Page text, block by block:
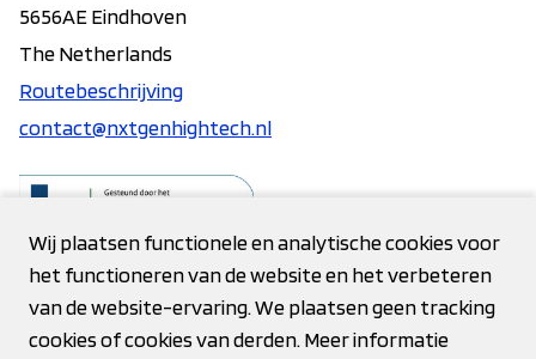
5656AE Eindhoven
The Netherlands
Routebeschrijving
contact@nxtgenhightech.nl
Contact
Privacy verklaring
Wij plaatsen functionele en analytische cookies voor
het functioneren van de website en het verbeteren
van de website-ervaring. We plaatsen geen tracking
cookies of cookies van derden. Meer informatie